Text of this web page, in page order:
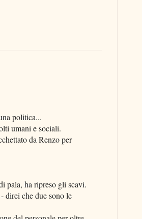
politica...
umani e sociali.
da Renzo per
pala, ha ripreso gli scavi.
direi che due sono le